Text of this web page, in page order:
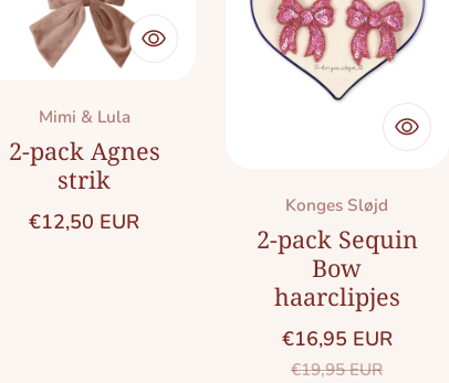
Merk:
Mimi & Lula
2-pack Agnes
strik
Normale prijs
€12,50 EUR
Merk:
Konges Sløjd
2-pack Sequin
Bow
haarclipjes
Saleprijs
€16,95 EUR
Normale prijs
€19,95 EUR